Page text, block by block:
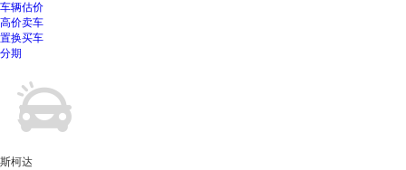
车辆估价
高价卖车
置换买车
分期
斯柯达